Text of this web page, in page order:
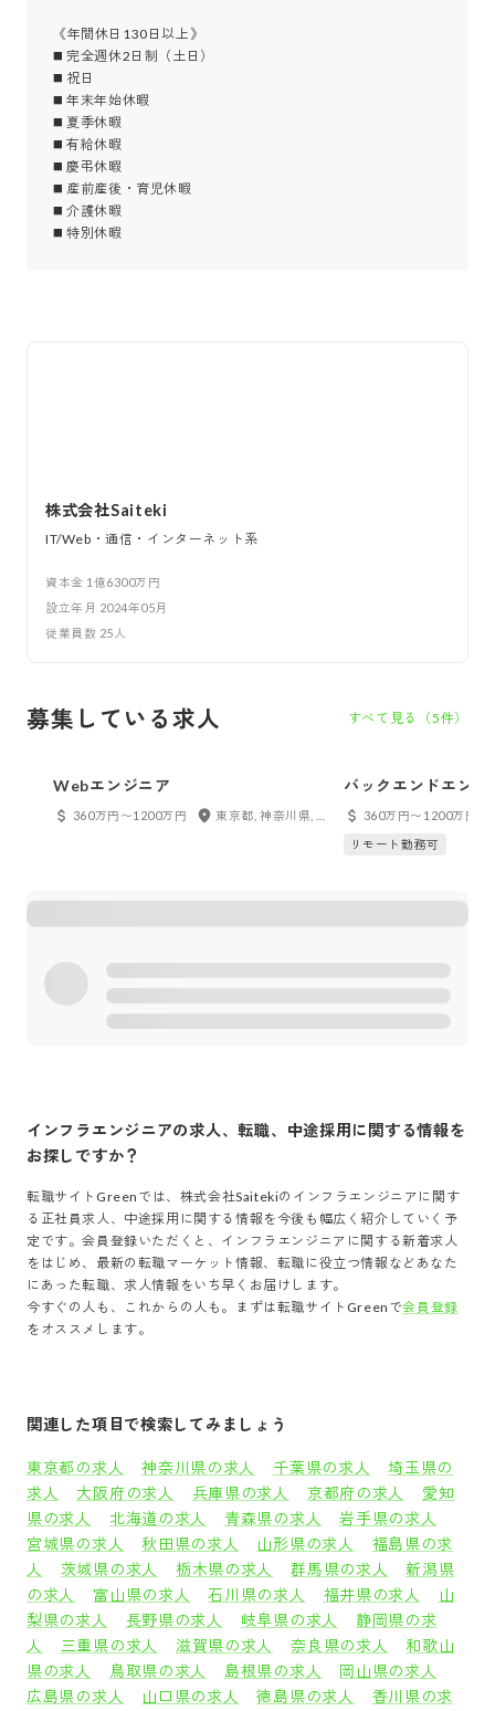
《年間休日130日以上》
◼️ 完全週休2日制（土日）
◼️ 祝日
◼️ 年末年始休暇
◼️ 夏季休暇
◼️ 有給休暇
◼️ 慶弔休暇
◼️ 産前産後・育児休暇
◼️ 介護休暇
◼️ 特別休暇
株式会社Saiteki
IT/Web・通信・インターネット系
資本金 1億6300万円
設立年月 2024年05月
従業員数 25 人
募集している求人 すべて見る（5件）
Webエンジニア
360万円〜1200万円
バックエンドエンジ
360万円〜1200万円
リモート勤務可
インフラエンジニアの求人、転職、中途採用に関する情報を
お探しですか？
転職サイトGreenでは、 株式会社Saitekiの インフラエンジニア に関す
る正社員求人、中途採用に関する情報を今後も幅広く紹介していく予
定です。会員登録いただくと、 インフラエンジニア に関する新着求人
をはじめ、最新の転職マーケット情報、転職に役立つ情報などあなた
にあった転職、求人情報をいち早くお届けします。
今すぐの人も、これからの人も。まずは転職サイトGreenで会員登録
をオススメします。
関連した項目で検索してみましょう
東京都の求人 神奈川県の求人 千葉県の求人
埼玉県の
求人
大阪府の求人 兵庫県の求人 京都府の求人
愛知
県の求人
北海道の求人 青森県の求人
岩手県の求人
宮城県の求人
秋田県の求人 山形県の求人
福島県の求
人
茨城県の求人 栃木県の求人 群馬県の求人
新潟県
の求人
富山県の求人 石川県の求人 福井県の求人
山
梨県の求人
長野県の求人 岐阜県の求人
静岡県の求
人
三重県の求人 滋賀県の求人 奈良県の求人
和歌山
県の求人
鳥取県の求人 島根県の求人
岡山県の求人
広島県の求人
山口県の求人 徳島県の求人
香川県の求